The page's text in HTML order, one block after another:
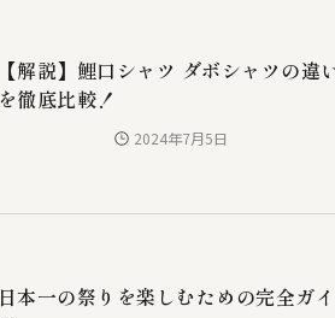
【解説】鯉口シャツ ダボシャツの違
を徹底比較！
2024年7月5日
日本一の祭りを楽しむための完全ガイ